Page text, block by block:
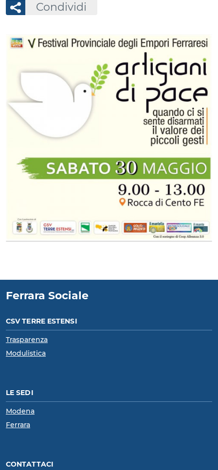
Condividi
Ferrara Sociale
CSV TERRE ESTENSI
Trasparenza
Modulistica
LE SEDI
Modena
Ferrara
CONTATTACI